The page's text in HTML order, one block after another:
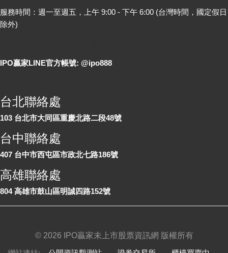
服務時間：週一至週五，上午 9:00 - 下午 6:00 (台灣時間，國定假日
除外)
IPO贏家LINE官方帳號: @ipo888
台北聯絡處
103 台北市大同區重慶北路二段48號
台中聯絡處
407 台中市西屯區市政北七路186號
高雄聯絡處
804 高雄市鼓山區明誠四路152號
© 2026 IPO贏家未上市股票資訊網 版權所有